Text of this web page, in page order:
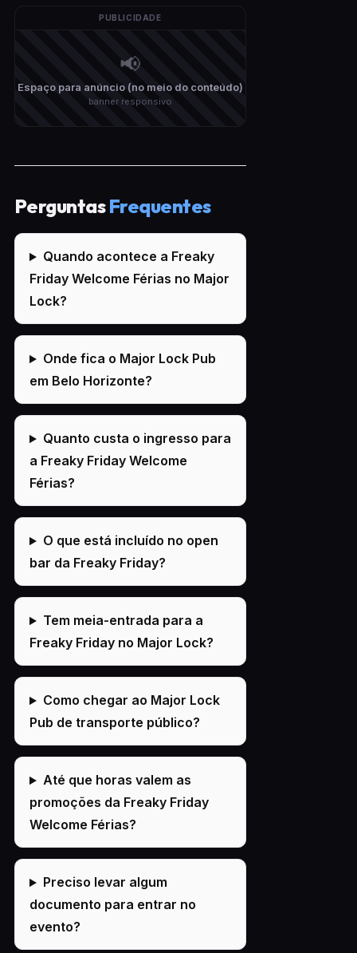
PUBLICIDADE
📢
Espaço para anúncio (no meio do conteúdo)
banner responsivo
PerguntasFrequentes
Quando acontece a Freaky
Friday Welcome Férias no Major
Lock?
Onde fica o Major Lock Pub
em Belo Horizonte?
Quanto custa o ingresso para
a Freaky Friday Welcome
Férias?
O que está incluído no open
bar da Freaky Friday?
Tem meia-entrada para a
Freaky Friday no Major Lock?
Como chegar ao Major Lock
Pub de transporte público?
Até que horas valem as
promoções da Freaky Friday
Welcome Férias?
Preciso levar algum
documento para entrar no
evento?